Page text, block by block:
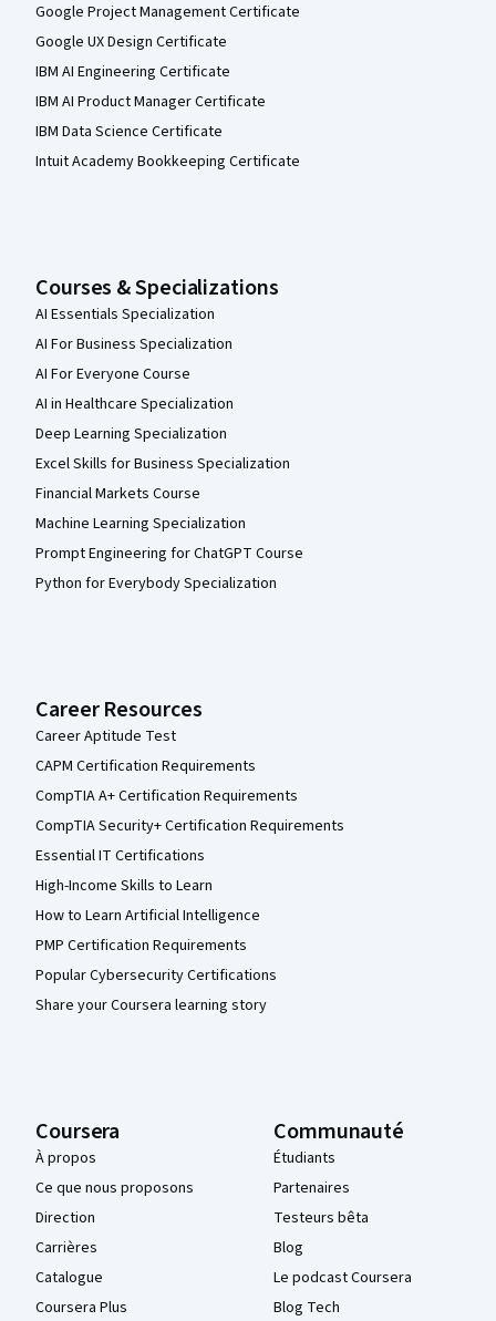
Google Project Management Certificate
Google UX Design Certificate
IBM AI Engineering Certificate
IBM AI Product Manager Certificate
IBM Data Science Certificate
Intuit Academy Bookkeeping Certificate
Courses & Specializations
AI Essentials Specialization
AI For Business Specialization
AI For Everyone Course
AI in Healthcare Specialization
Deep Learning Specialization
Excel Skills for Business Specialization
Financial Markets Course
Machine Learning Specialization
Prompt Engineering for ChatGPT Course
Python for Everybody Specialization
Career Resources
Career Aptitude Test
CAPM Certification Requirements
CompTIA A+ Certification Requirements
CompTIA Security+ Certification Requirements
Essential IT Certifications
High-Income Skills to Learn
How to Learn Artificial Intelligence
PMP Certification Requirements
Popular Cybersecurity Certifications
Share your Coursera learning story
Coursera
À propos
Ce que nous proposons
Direction
Carrières
Catalogue
Coursera Plus
Communauté
Étudiants
Partenaires
Testeurs bêta
Blog
Le podcast Coursera
Blog Tech